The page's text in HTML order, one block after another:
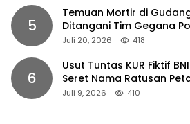
5
Temuan Mortir di
Ditangani Tim Gegana
Juli 20, 2026 418
6
Usut Tuntas KUR Fiktif
Seret Nama Ratusan
Juli 9, 2026 410